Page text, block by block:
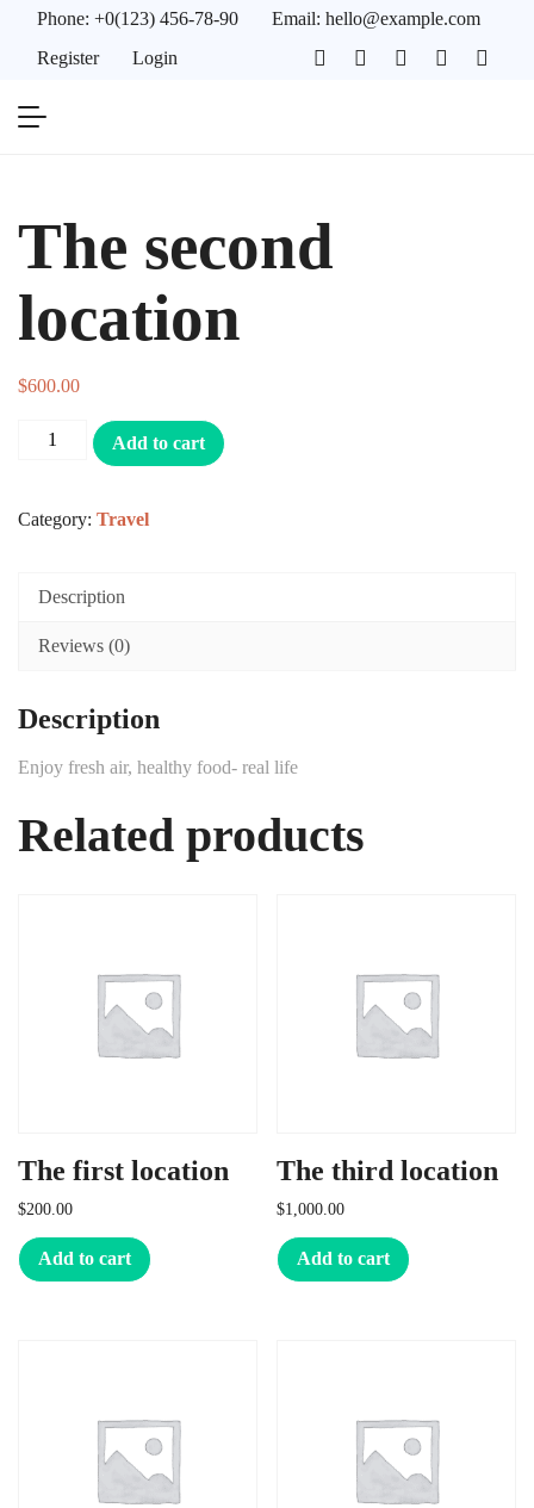
Phone: +0(123) 456-78-90 Email: hello@example.com
Register
Login
The second
location
$600.00
Add to cart
Category: Travel
Description
Reviews (0)
Description
Enjoy fresh air, healthy food- real life
Related products
The first location
$200.00
Add to cart
The third location
$1,000.00
Add to cart